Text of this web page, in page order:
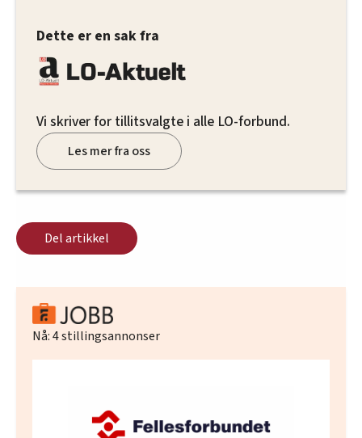
Dette er en sak fra
Vi skriver for tillitsvalgte i alle LO-forbund.
Les mer fra oss
Del artikkel
Nå:4stillingsannonser